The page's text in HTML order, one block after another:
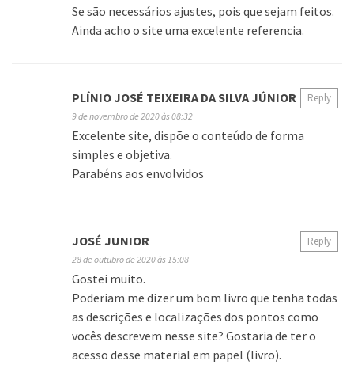
Se são necessários ajustes, pois que sejam feitos.
Ainda acho o site uma excelente referencia.
PLÍNIO JOSÉ TEIXEIRA DA SILVA JÚNIOR
9 de novembro de 2020 às 08:32
Excelente site, dispõe o conteúdo de forma
simples e objetiva.
Parabéns aos envolvidos
Reply
JOSÉ JUNIOR
28 de outubro de 2020 às 15:08
Gostei muito.
Poderiam me dizer um bom livro que tenha todas
as descrições e localizações dos pontos como
vocês descrevem nesse site? Gostaria de ter o
acesso desse material em papel (livro).
Reply